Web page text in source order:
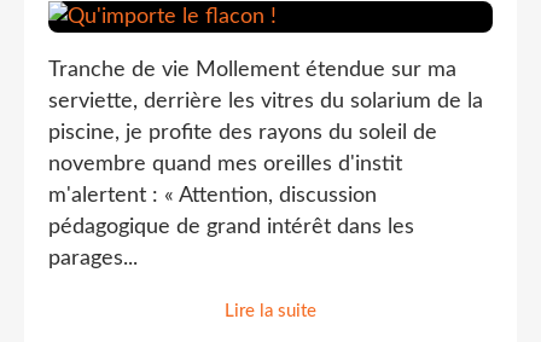
Tranche de vie Mollement étendue sur ma
serviette, derrière les vitres du solarium de la
piscine, je profite des rayons du soleil de
novembre quand mes oreilles d'instit
m'alertent : « Attention, discussion
pédagogique de grand intérêt dans les
parages...
Lire la suite